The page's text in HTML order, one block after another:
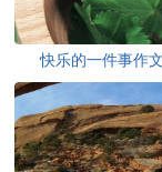
快乐的一件事作